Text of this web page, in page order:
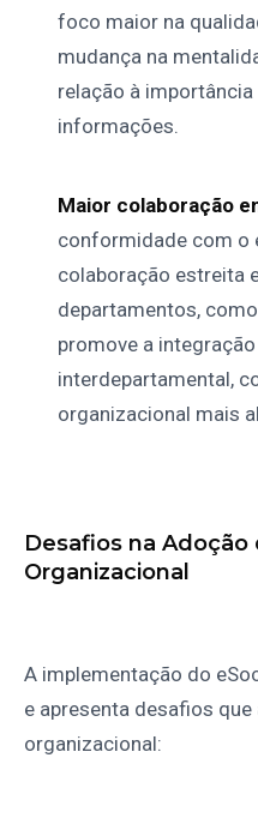
foco maior na
mudança na
relação à
informações.
Maior colaboração
conformidade com o
colaboração estreita
departamentos,
promove a
interdepartamental,
organizacional mais
Desafios na Adoção
Organizacional
A implementação do
e apresenta desafios
organizacional: